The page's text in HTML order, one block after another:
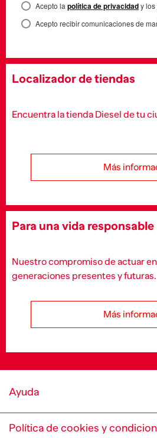
Acepto la política de privacidady los
Acepto recibir comunicaciones de
Localizador de tiendas
Encuentra la tienda Diesel de tu
Más
Para una vida responsable
Nuestro compromiso de actuar
generaciones presentes y futuras.
Más
Ayuda
Política de cookies y